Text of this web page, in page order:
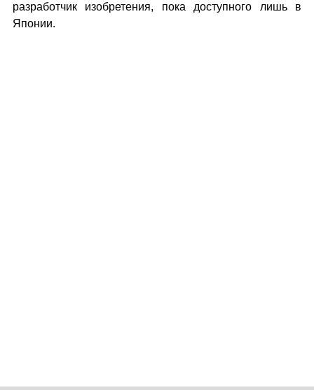
разработчик изобретения, пока доступного лишь в
Японии.